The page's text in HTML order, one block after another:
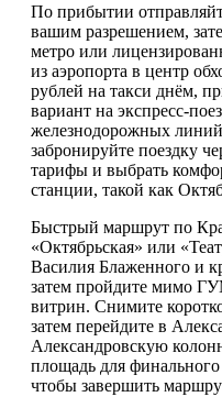
По прибытии
вашим разрешением,
метро или
из аэропорта в центр
рублей на такси днём,
вариант на экспресс-
железнодорожных линий
забронируйте поездку
тарифы и выбрать
станции, такой как
Быстрый маршрут по
«Октябрьская» или
Василия Блаженного и
затем пройдите мимо
витрин. Снимите
затем перейдите в
Александровскую
площадь для
чтобы завершить